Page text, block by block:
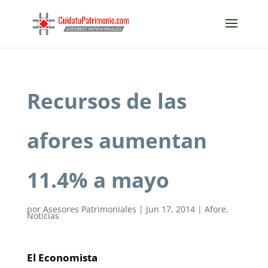
Recursos de las
afores aumentan
11.4% a mayo
por Asesores Patrimoniales | Jun 17, 2014| Afore,
Noticias
El Economista